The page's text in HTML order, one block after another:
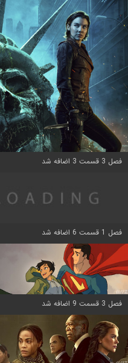
فصل 3 قسمت 3 اضافه شد
فصل 1 قسمت 6 اضافه شد
فصل 3 قسمت 9 اضافه شد